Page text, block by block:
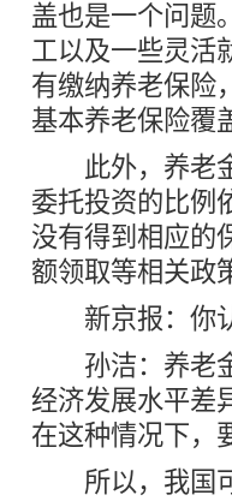
盖也是一个问题
工以及一些灵活
有缴纳养老保险
基本养老保险覆
此外，养老金
委托投资的比例
没有得到相应的
额领取等相关政
新京报：你认
孙洁：养老金
经济发展水平差
在这种情况下，
所以，我国可